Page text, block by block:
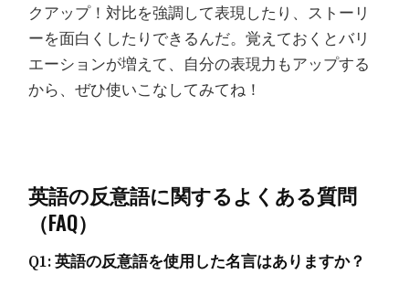
クアップ！対比を強調して表現したり、ストーリ
ーを面白くしたりできるんだ。覚えておくとバリ
エーションが増えて、自分の表現力もアップする
から、ぜひ使いこなしてみてね！
英語の反意語に関するよくある質問
（FAQ）
Q1: 英語の反意語を使用した名言はありますか？